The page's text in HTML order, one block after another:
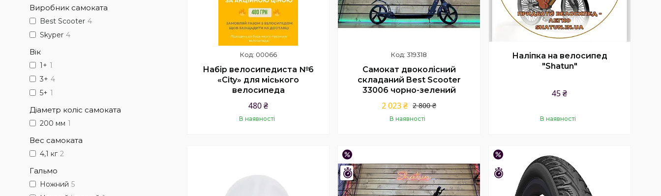
00066
Набір велосипедиста №6
«City» для міського
велосипеда
480 ₴
В наявності
319318
Самокат двоколісний
складаний Best Scooter
33006 чорно-зелений
2 800 ₴
2 023 ₴
В наявності
Наліпка на велосипед
"Shatun"
45 ₴
В наявності
Залишилось 26 днів Залишилось 26 днів
Виробник самоката
Best Scooter 4
Skyper 4
Вік
1+ 1
3+ 4
5+ 1
Діаметр коліс самоката
200 мм 1
Вес самоката
4,1 кг 2
Гальмо
Ножний 5